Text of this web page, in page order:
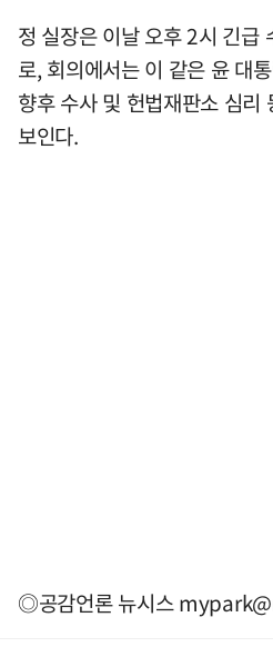
정 실장은 이날 오후 2시 긴급
로, 회의에서는 이 같은 윤 대
향후 수사 및 헌법재판소 심리
보인다.
◎공감언론 뉴시스